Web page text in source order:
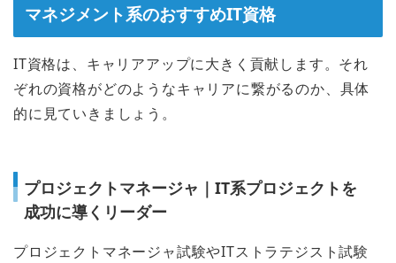
マネジメント系のおすすめIT資格
IT資格は、キャリアアップに大きく貢献します。それ
ぞれの資格がどのようなキャリアに繋がるのか、具体
的に見ていきましょう。
プロジェクトマネージャ｜IT系プロジェクトを
成功に導くリーダー
プロジェクトマネージャ試験やITストラテジスト試験